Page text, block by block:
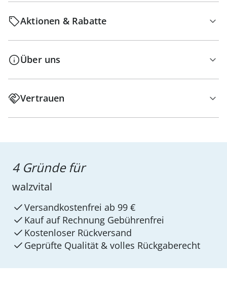
Aktionen & Rabatte
Über uns
Vertrauen
4 Gründe für
walzvital
Versandkostenfrei ab 99 €
Kauf auf Rechnung Gebührenfrei
Kostenloser Rückversand
Geprüfte Qualität & volles Rückgaberecht